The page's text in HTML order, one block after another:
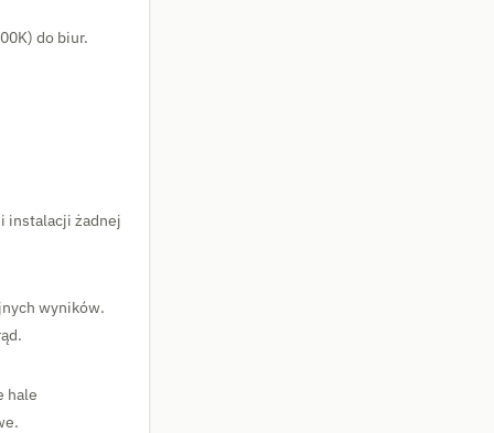
do biur.
instalacji żadnej
wyników.
hale